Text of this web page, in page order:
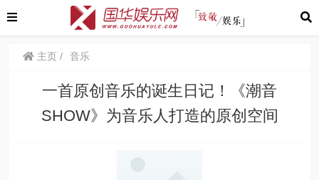
主页 音乐
一首原创音乐的诞生日记！《潮音
SHOW》为音乐人打造的原创空间